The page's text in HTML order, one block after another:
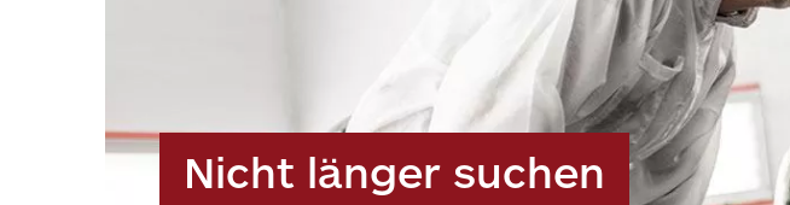
Nicht länger suchen